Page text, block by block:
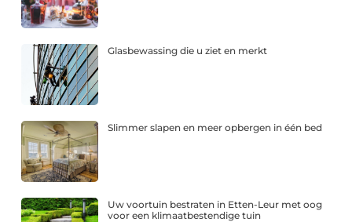
Glasbewassing die u ziet en merkt
Slimmer slapen en meer opbergen in één bed
Uw voortuin bestraten in Etten-Leur met oog
voor een klimaatbestendige tuin